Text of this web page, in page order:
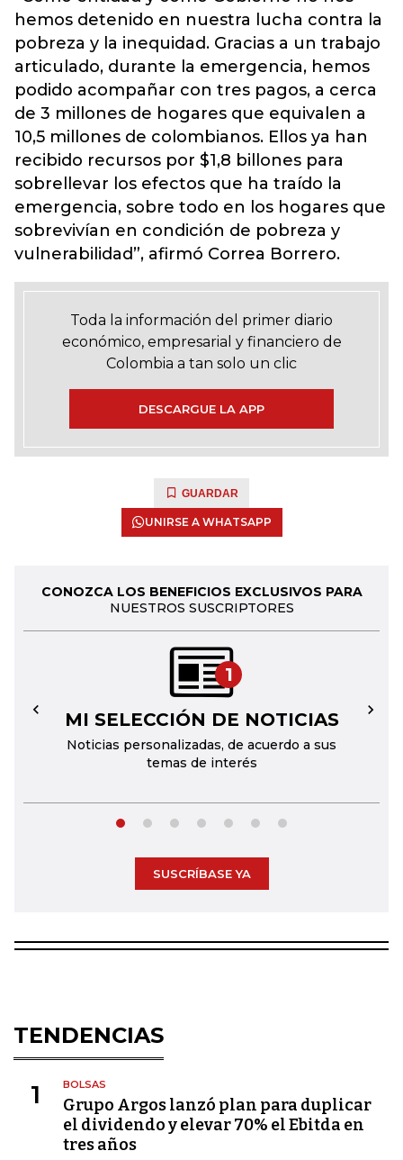
hemos detenido en nuestra lucha contra la
pobreza y la inequidad. Gracias a un trabajo
articulado, durante la emergencia, hemos
podido acompañar con tres pagos, a cerca
de 3 millones de hogares que equivalen a
10,5 millones de colombianos. Ellos ya han
recibido recursos por $1,8 billones para
sobrellevar los efectos que ha traído la
emergencia, sobre todo en los hogares que
sobrevivían en condición de pobreza y
vulnerabilidad”, afirmó Correa Borrero.
Toda la información del primer diario
económico, empresarial y financiero de
Colombia a tan solo un clic
DESCARGUE LA APP
GUARDAR
UNIRSE A WHATSAPP
CONOZCA LOS BENEFICIOS EXCLUSIVOS PARA
NUESTROS SUSCRIPTORES
1
MI SELECCIÓN DE NOTICIAS
Noticias personalizadas, de acuerdo a sus
temas de interés
← →
SUSCRÍBASE YA
TENDENCIAS
1 BOLSAS
Grupo Argos lanzó plan para duplicar
el dividendo y elevar 70% el Ebitda en
tres años